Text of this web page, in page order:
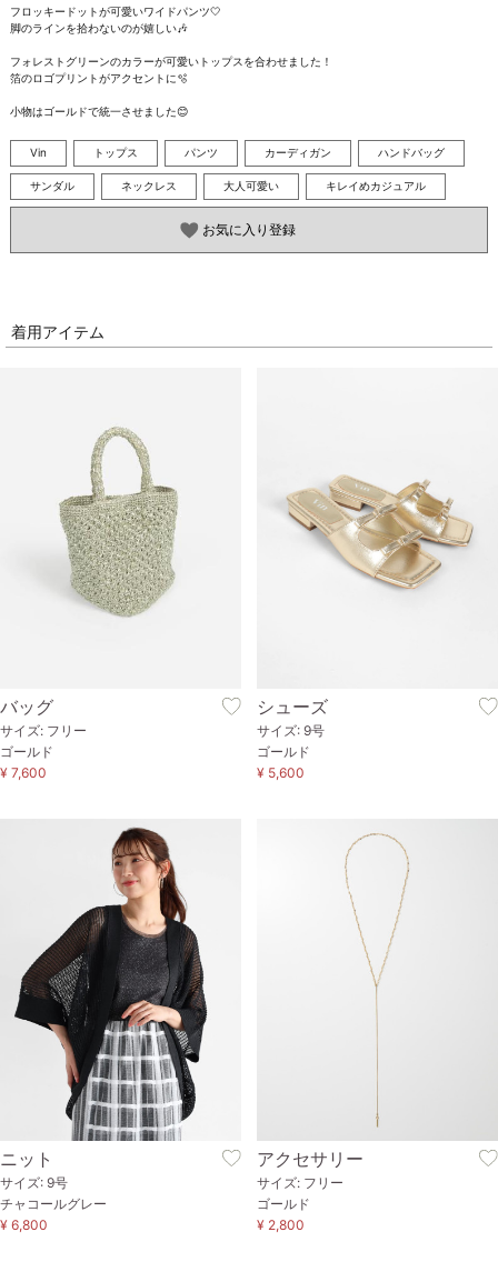
フロッキードットが可愛いワイドパンツ🤍
脚のラインを拾わないのが嬉しい🎶
フォレストグリーンのカラーが可愛いトップスを合わせました！
箔のロゴプリントがアクセントに️🫧
小物はゴールドで統一させました😊
Vin トップス パンツ カーディガン ハンドバッグ
サンダル ネックレス 大人可愛い キレイめカジュアル
お気に入り登録
着用アイテム
バッグ
サイズ: フリー
ゴールド
¥ 7,600
シューズ
サイズ: 9号
ゴールド
¥ 5,600
ニット
サイズ: 9号
チャコールグレー
¥ 6,800
アクセサリー
サイズ: フリー
ゴールド
¥ 2,800